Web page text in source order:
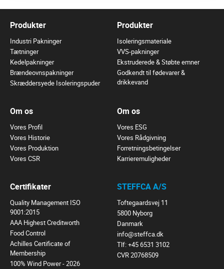
Produkter
Industri Pakninger
Tætninger
Kedelpakninger
Brændeovnspakninger
Skræddersyede Isoleringspuder
Produkter
Isoleringsmateriale
VVS-pakninger
Ekstruderede & Støbte emner
Godkendt til fødevarer &
drikkevand
Om os
Vores Profil
Vores Historie
Vores Produktion
Vores CSR
Om os
Vores ESG
Vores Rådgivning
Forretningsbetingelser
Karrieremuligheder
Certifikater
Quality Management ISO
9001:2015
AAA Highest Creditworth
Food Control
Achilles Certificate of
Membership
100% Wind Power - 2026
STEFFCA A/S
Toftegaardsvej 11
5800 Nyborg
Danmark
info@steffca.dk
Tlf:+45 6531 3102
CVR 20768509